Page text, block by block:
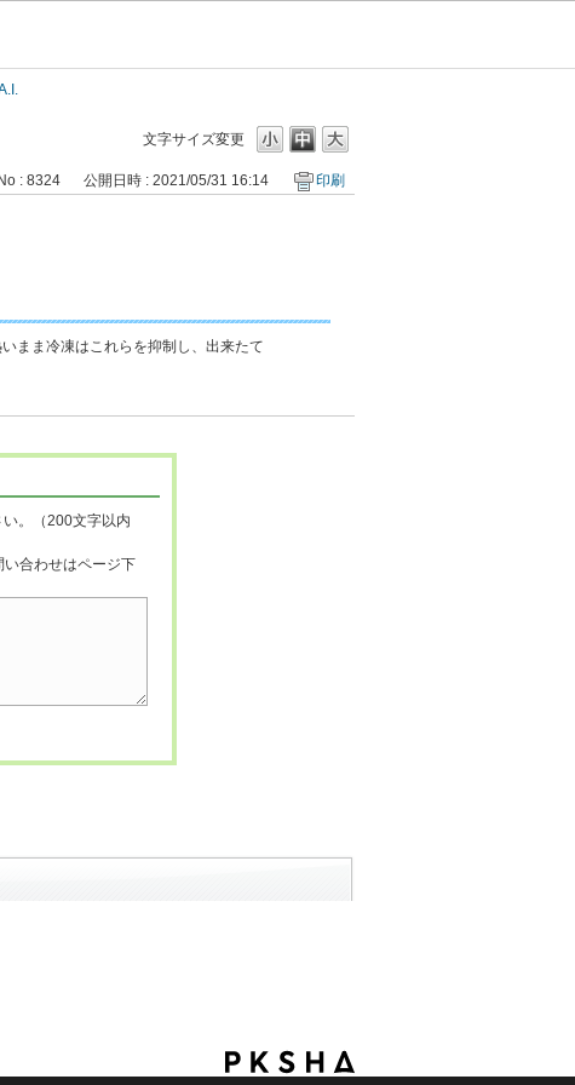
文字サイズ変更
No : 8324 公開日時 : 2021/05/31 16:14 印刷
まま冷凍はこれらを抑制し、出来たて
。（200文字以内
合わせはページ下